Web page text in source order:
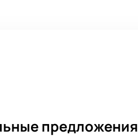
за главный приз.
предложения